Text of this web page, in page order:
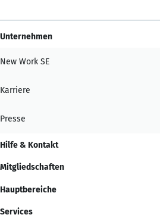
Unternehmen
New Work SE
Karriere
Presse
Hilfe & Kontakt
Mitgliedschaften
Hauptbereiche
Services